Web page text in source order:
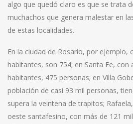
algo que quedó claro es que se trata
muchachos que genera malestar en
de estas localidades.
En la ciudad de Rosario, por ejemplo,
habitantes, son 754; en Santa Fe, con
habitantes, 475 personas; en Villa
población de casi 93 mil personas,
supera la veintena de trapitos;
oeste santafesino, con más de 121